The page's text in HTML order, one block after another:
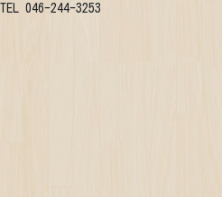
TEL 046-244-3253